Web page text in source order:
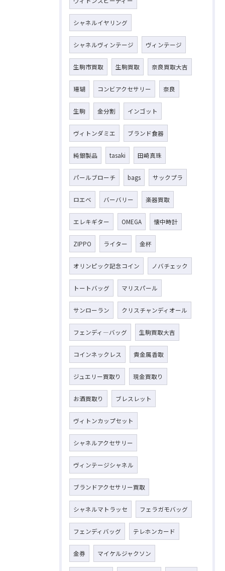
シャネルイヤリング
シャネルヴィンテージ ヴィンテージ
生駒市買取 生駒買取 奈良買取大吉
珊瑚 コンビアクセサリー 奈良
生駒 金分割 インゴット
ヴィトンダミエ ブランド食器
純銀製品 tasaki 田崎真珠
パールブローチ bags サックプラ
ロエベ バーバリー 楽器買取
エレキギター OMEGA 懐中時計
ZIPPO ライター 金杯
オリンピック記念コイン ノバチェック
トートバッグ マリスパール
サンローラン クリスチャンディオール
フェンディ―バッグ 生駒買取大吉
コインネックレス 貴金属香取
ジュエリー買取り 現金買取り
お酒買取り ブレスレット
ヴィトンカップセット
シャネルアクセサリー
ヴィンテージシャネル
ブランドアクセサリー買取
シャネルマトラッセ フェラガモバッグ
フェンディバッグ テレホンカード
金券 マイケルジャクソン